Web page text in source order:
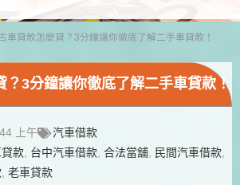
車貸款怎麼貸？3分鐘讓你徹底了解二手車貸款！
？3分鐘讓你徹底了解二手車貸款！
上午
汽車借款
款, 台中汽車借款, 合法當舖, 民間汽車借款,
, 老車貸款